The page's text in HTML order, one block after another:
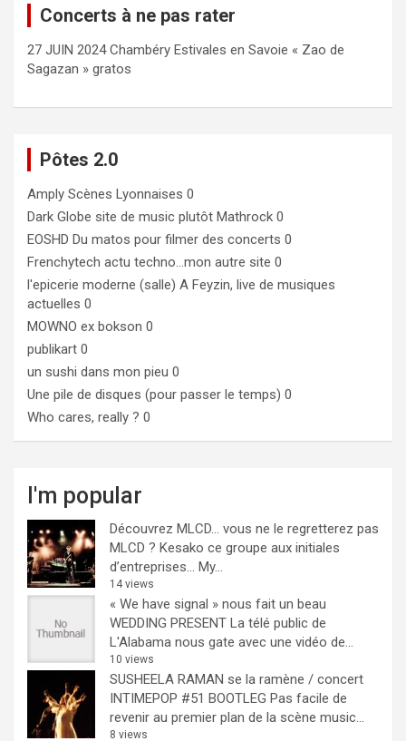
Concerts à ne pas rater
27 JUIN 2024 Chambéry Estivales en Savoie « Zao de
Sagazan » gratos
Pôtes 2.0
Amply Scènes Lyonnaises 0
Dark Globe site de music plutôt Mathrock 0
EOSHD Du matos pour filmer des concerts 0
Frenchytech actu techno…mon autre site 0
l'epicerie moderne (salle) A Feyzin, live de musiques
actuelles 0
MOWNO ex bokson 0
publikart 0
un sushi dans mon pieu 0
Une pile de disques (pour passer le temps) 0
Who cares, really ? 0
I'm popular
Découvrez MLCD… vous ne le regretterez pas
MLCD ? Kesako ce groupe aux initiales
d’entreprises… My...
14 views
« We have signal » nous fait un beau
WEDDING PRESENT La télé public de
L'Alabama nous gate avec une vidéo de...
10 views
SUSHEELA RAMAN se la ramène / concert
INTIMEPOP #51 BOOTLEG Pas facile de
revenir au premier plan de la scène music...
8 views